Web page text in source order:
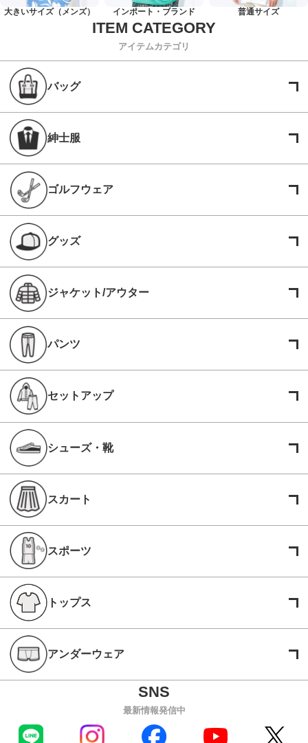
大きいサイズ（メンズ） インポート・ブランド 普通サイズ
アイテムカテゴリ
バッグ
紳士服
ゴルフウェア
グッズ
ジャケット/アウター
パンツ
セットアップ
シューズ・靴
スカート
スポーツ
トップス
アンダーウェア
最新情報発信中